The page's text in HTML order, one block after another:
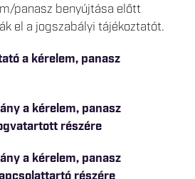
panasz benyújtása előtt
el a jogszabályi tájékoztatót.
a kérelem, panasz
a kérelem, panasz
részére
a kérelem, panasz